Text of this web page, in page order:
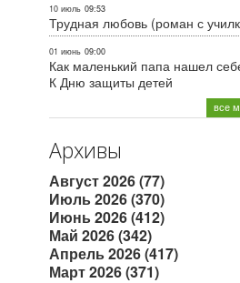
10 июль 09:53
Трудная любовь (роман с
01 июнь 09:00
Как маленький папа нашел
К Дню защиты детей
все
Архивы
Август 2026 (77)
Июль 2026 (370)
Июнь 2026 (412)
Май 2026 (342)
Апрель 2026 (417)
Март 2026 (371)